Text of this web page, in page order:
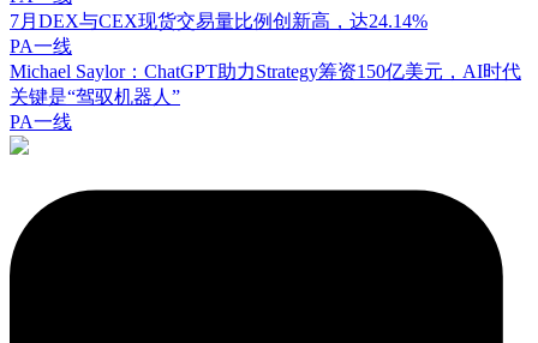
7月DEX与CEX现货交易量比例创新高，达24.14%
PA一线
Michael Saylor：ChatGPT助力Strategy筹资150亿美元，AI时代
关键是“驾驭机器人”
PA一线